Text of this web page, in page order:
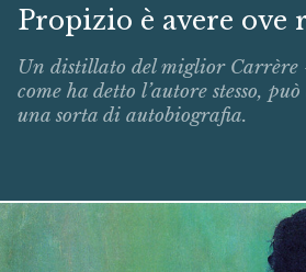
Propizio è avere ove
Un distillato del miglior Carrère
come ha detto l’autore stesso,
una sorta di autobiografia.